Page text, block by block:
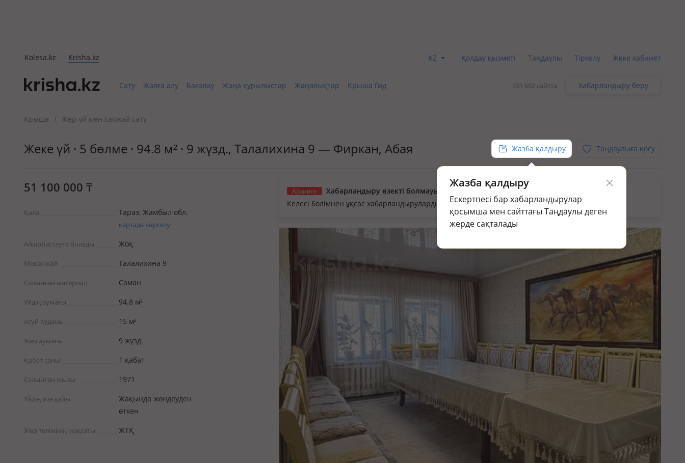
Kolesa.kz Krisha.kz KZ Қолдау қызметі Таңдаулы Тіркелу Жеке кабинет
Сату Жалға алу Бағалау Жаңа құрылыстар Жаңалықтар Крыша Гид 531 662 сайтта Хабарландыру беру
Крыша / Жер үй мен саяжай сату
Жеке үй · 5 бөлме · 94.8 м² · 9 жүзд., Талалихина 9 — Фиркан, Абая Жазба қалдыру
Жазба қалдыру
Ескертпесі бар хабарландырулар
қосымша мен сайттағы Таңдаулы деген
жерде сақталады
Таңдаулыға қосу
51 100 000 ₸
Қала Тараз, Жамбыл обл.
картада көрсету
Айырбастауға болады Жоқ
Мекенжай Талалихина 9
Салынған материал Саман
Үйдің аумағы 94.8 м²
Асүй ауданы 15 м²
Жер аумағы 9 жүзд.
Қабат саны 1 қабат
Салынған жылы 1971
Үйдің жағдайы
Жақында жөндеуден
өткен
Жер телімінің мақсаты ЖТҚ
Архивте
Хабарландыру өзекті болмауы мүмкін.
Келесі бөлімнен ұқсас хабарландыруларды қараңыз: Жер үй мен саяжай сату в Таразе